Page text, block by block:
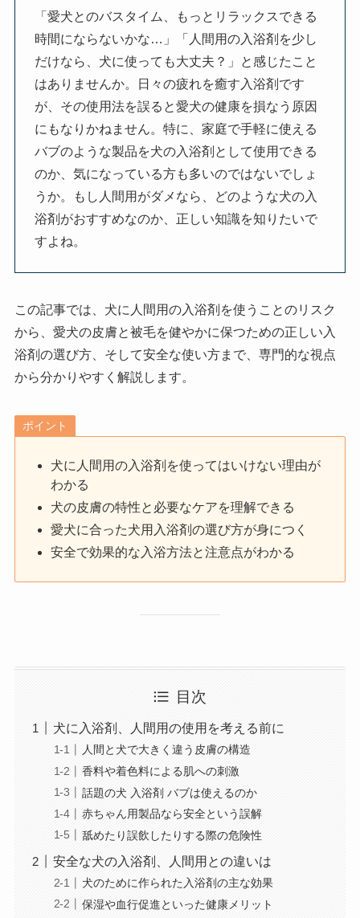
「愛犬とのバスタイム、もっとリラックスできる
時間にならないかな…」「人間用の入浴剤を少し
だけなら、犬に使っても大丈夫？」と感じたこと
はありませんか。日々の疲れを癒す入浴剤です
が、その使用法を誤ると愛犬の健康を損なう原因
にもなりかねません。特に、家庭で手軽に使える
バブのような製品を犬の入浴剤として使用できる
のか、気になっている方も多いのではないでしょ
うか。もし人間用がダメなら、どのような犬の入
浴剤がおすすめなのか、正しい知識を知りたいで
すよね。
この記事では、犬に人間用の入浴剤を使うことのリスク
から、愛犬の皮膚と被毛を健やかに保つための正しい入
浴剤の選び方、そして安全な使い方まで、専門的な視点
から分かりやすく解説します。
ポイント
犬に人間用の入浴剤を使ってはいけない理由が
わかる
犬の皮膚の特性と必要なケアを理解できる
愛犬に合った犬用入浴剤の選び方が身につく
安全で効果的な入浴方法と注意点がわかる
目次
犬に入浴剤、人間用の使用を考える前に
人間と犬で大きく違う皮膚の構造
香料や着色料による肌への刺激
話題の犬 入浴剤 バブは使えるのか
赤ちゃん用製品なら安全という誤解
舐めたり誤飲したりする際の危険性
安全な犬の入浴剤、人間用との違いは
犬のために作られた入浴剤の主な効果
保湿や血行促進といった健康メリット